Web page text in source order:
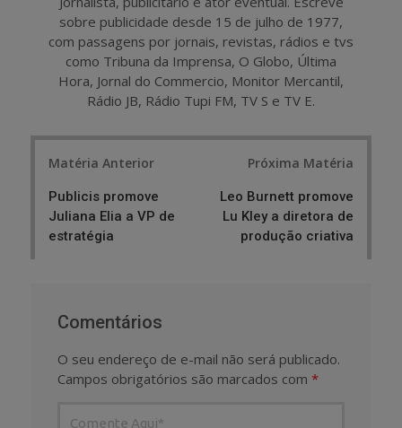
sobre publicidade desde 15 de julho de 1977,
com passagens por jornais, revistas, rádios e tvs
como Tribuna da Imprensa, O Globo, Última
Hora, Jornal do Commercio, Monitor Mercantil,
Rádio JB, Rádio Tupi FM, TV S e TV E.
Matéria Anterior
Publicis promove
Juliana Elia a VP de
estratégia
Próxima Matéria
Leo Burnett promove
Lu Kley a diretora de
produção criativa
Comentários
O seu endereço de e-mail não será publicado.
Campos obrigatórios são marcados com *